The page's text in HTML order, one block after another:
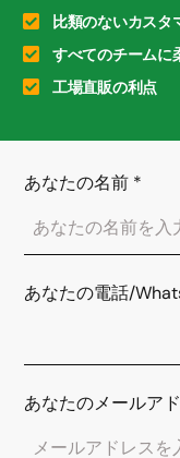
比類のないカスタ
すべてのチームに
工場直販の利点
あなたの名前 *
あなたの電話/
あなたのメールア